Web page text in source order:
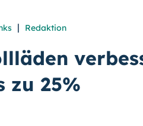
| Redaktion
zu 25%